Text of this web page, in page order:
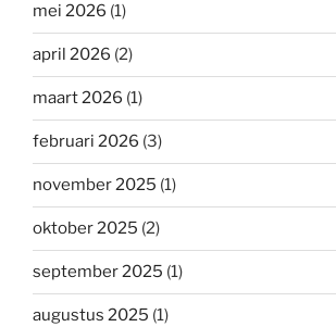
mei 2026 (1)
april 2026 (2)
maart 2026 (1)
februari 2026 (3)
november 2025 (1)
oktober 2025 (2)
september 2025 (1)
augustus 2025 (1)